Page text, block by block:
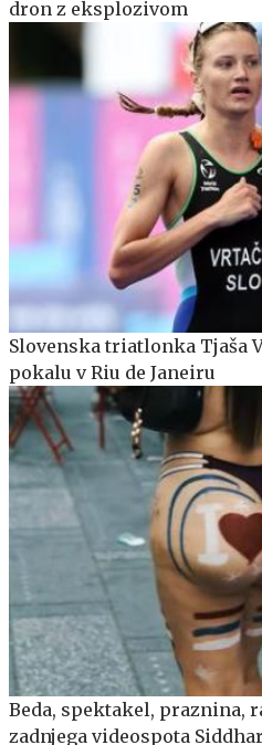
dron z eksplozivom
Slovenska triatlonka Tjaša
pokalu v Riu de Janeiru
Beda, spektakel, praznina,
zadnjega videospota